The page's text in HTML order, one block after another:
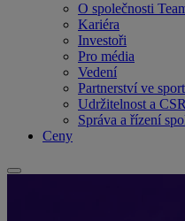
O společnosti
Kariéra
Investoři
Pro média
Vedení
Partnerství ve
Udržitelnost a CSR
Správa a řízení
Ceny